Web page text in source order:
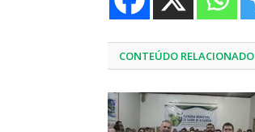
CONTEÚDO RELACIONADO